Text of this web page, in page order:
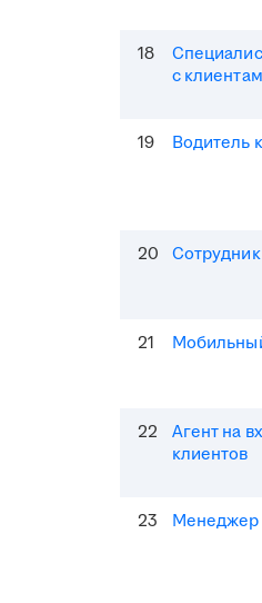
18
с
19 Водитель
20
21
22
Агент на
клиентов
23 Менеджер